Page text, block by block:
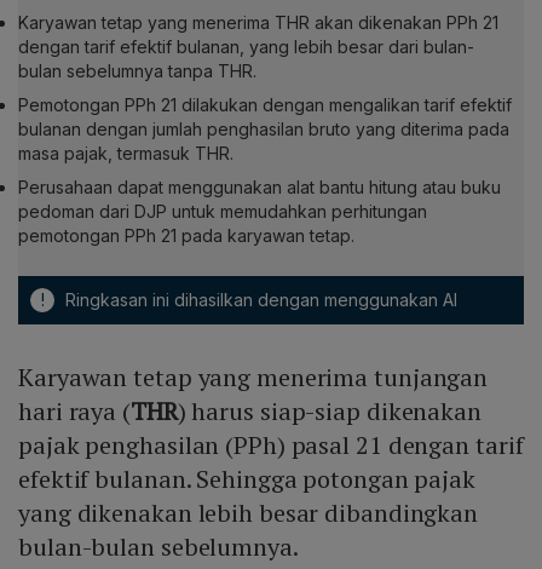
Karyawan tetap yang menerima THR akan dikenakan PPh 21
dengan tarif efektif bulanan, yang lebih besar dari bulan-
bulan sebelumnya tanpa THR.
Pemotongan PPh 21 dilakukan dengan mengalikan tarif efektif
bulanan dengan jumlah penghasilan bruto yang diterima pada
masa pajak, termasuk THR.
Perusahaan dapat menggunakan alat bantu hitung atau buku
pedoman dari DJP untuk memudahkan perhitungan
pemotongan PPh 21 pada karyawan tetap.
! Ringkasan ini dihasilkan dengan menggunakan AI
Karyawan tetap yang menerima tunjangan
hari raya (THR) harus siap-siap dikenakan
pajak penghasilan (PPh) pasal 21 dengan tarif
efektif bulanan. Sehingga potongan pajak
yang dikenakan lebih besar dibandingkan
bulan-bulan sebelumnya.